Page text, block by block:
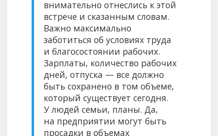
внимательно отнеслись к этой
встрече и сказанным словам.
Важно максимально
заботиться об условиях труда
и благосостоянии рабочих.
Зарплаты, количество рабочих
дней, отпуска — все должно
быть сохранено в том объеме,
который существует сегодня.
У людей семьи, планы. Да,
на предприятии могут быть
просадки в объемах